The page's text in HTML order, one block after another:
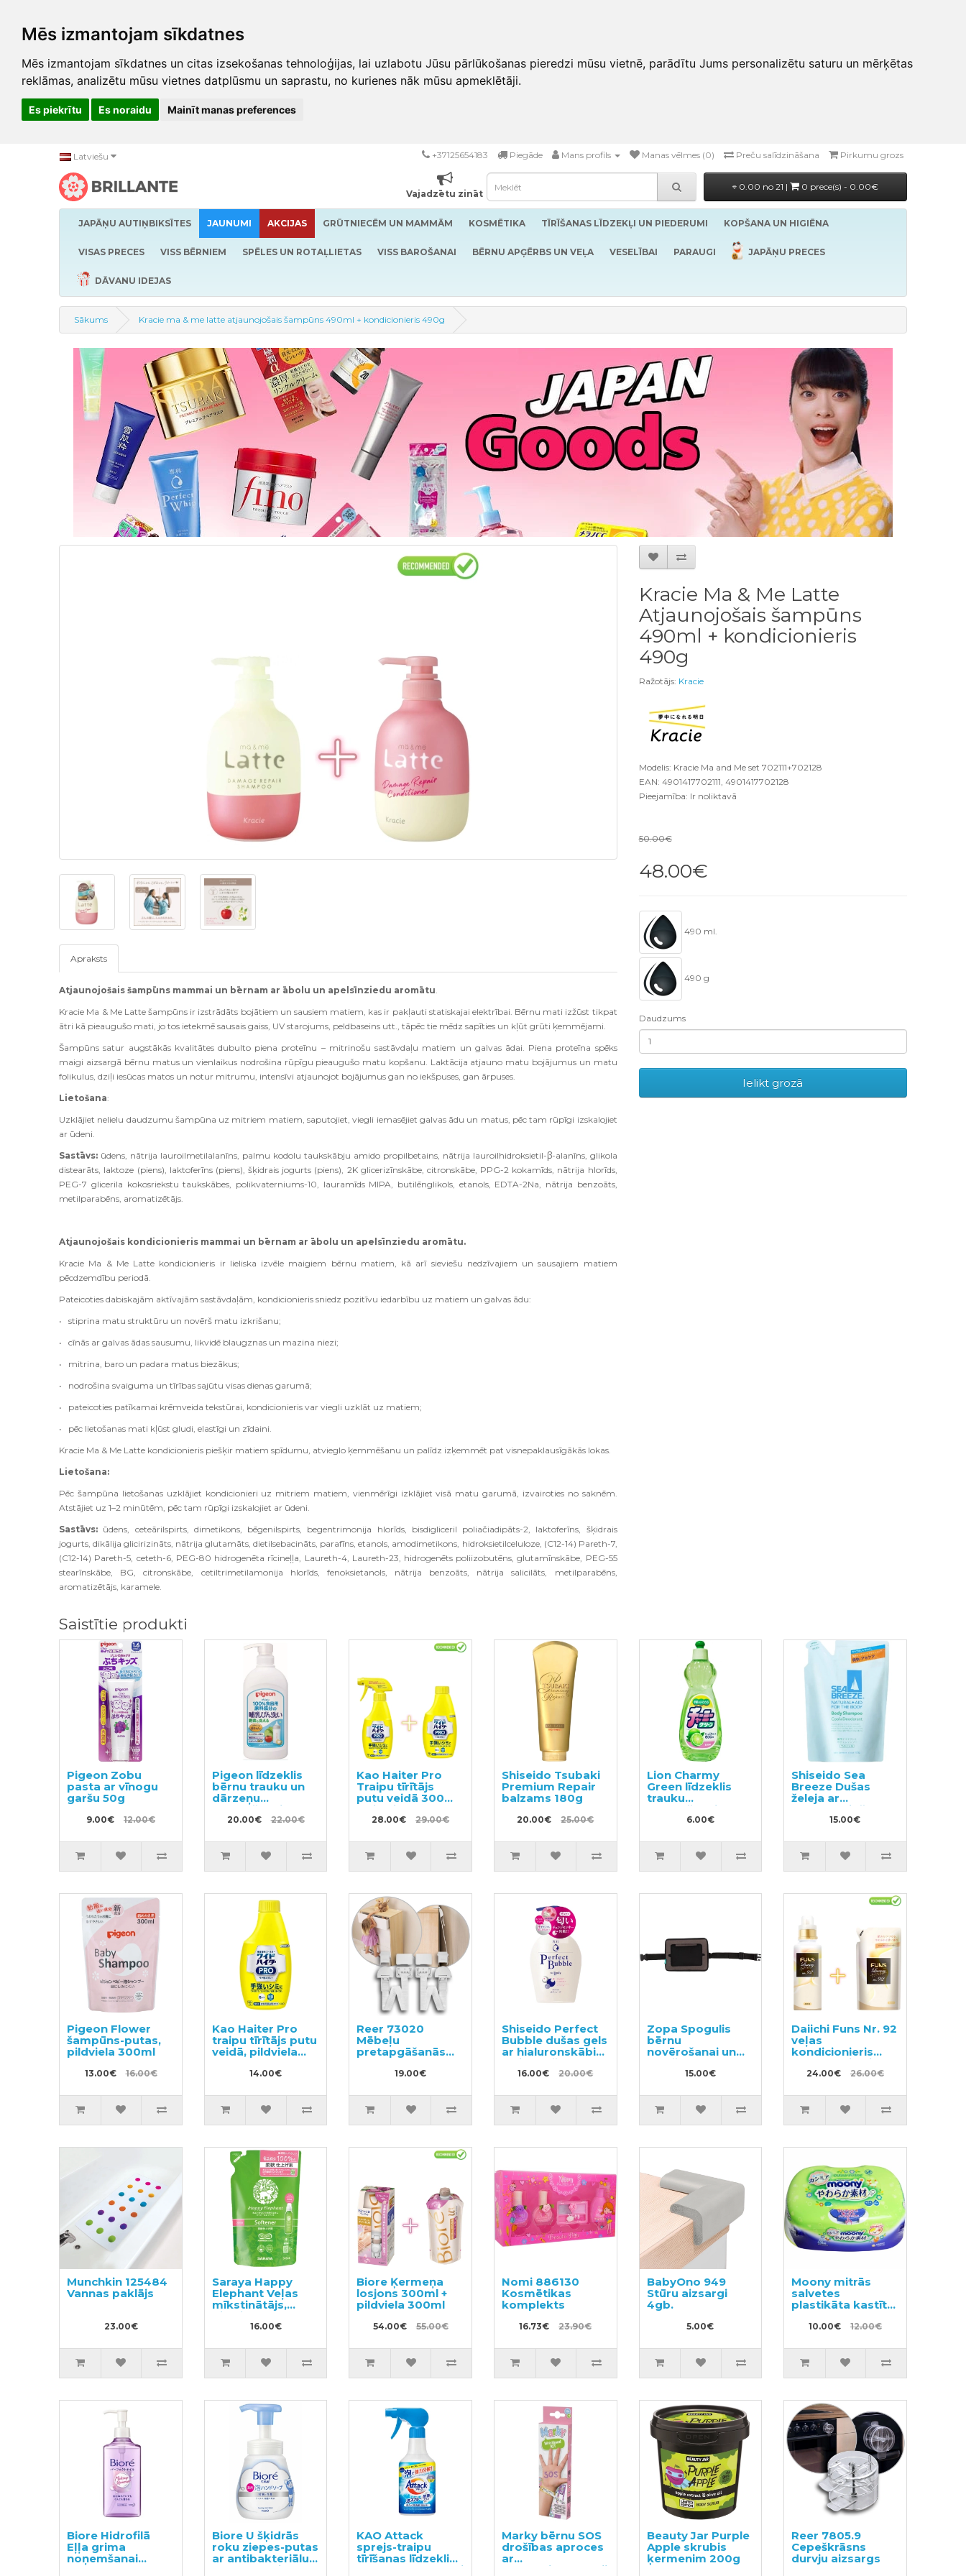
Mēs izmantojam sīkdatnes
Mēs izmantojam sīkdatnes un citas izsekošanas tehnoloģijas, lai uzlabotu Jūsu pārlūkošanas pieredzi mūsu vietnē, parādītu Jums personalizētu saturu un mērķētas
reklāmas, analizētu mūsu vietnes datplūsmu un saprastu, no kurienes nāk mūsu apmeklētāji.
Es piekrītu Es noraidu Mainīt manas preferences
Latviešu +37125654183 Piegāde Mans profils Manas vēlmes (0) Preču salīdzināšana Pirkumu grozs
Vajadzētu zināt
0.00 no 21 | 0 prece(s) - 0.00€
JAPĀŅU AUTIŅBIKSĪTES JAUNUMI AKCIJAS GRŪTNIECĒM UN MAMMĀM KOSMĒTIKA TĪRĪŠANAS LĪDZEKĻI UN PIEDERUMI KOPŠANA UN HIGIĒNA
VISAS PRECES VISS BĒRNIEM SPĒLES UN ROTAĻLIETAS VISS BAROŠANAI BĒRNU APĢĒRBS UN VEĻA VESELĪBAI PARAUGI JAPĀŅU PRECES
DĀVANU IDEJAS
Sākums Kracie ma & me latte atjaunojošais šampūns 490ml + kondicionieris 490g
Apraksts
Atjaunojošais šampūns mammai un bērnam ar ābolu un apelsīnziedu aromātu.
Kracie Ma & Me Latte šampūns ir izstrādāts bojātiem un sausiem matiem, kas ir pakļauti statiskajai elektrībai. Bērnu mati izžūst tikpat
ātri kā pieaugušo mati, jo tos ietekmē sausais gaiss, UV starojums, peldbaseins utt., tāpēc tie mēdz sapīties un kļūt grūti ķemmējami.
Šampūns satur augstākās kvalitātes dubulto piena proteīnu – mitrinošu sastāvdaļu matiem un galvas ādai. Piena proteīna spēks
maigi aizsargā bērnu matus un vienlaikus nodrošina rūpīgu pieaugušo matu kopšanu. Laktācija atjauno matu bojājumus un matu
folikulus, dziļi iesūcas matos un notur mitrumu, intensīvi atjaunojot bojājumus gan no iekšpuses, gan ārpuses.
Lietošana:
Uzklājiet nelielu daudzumu šampūna uz mitriem matiem, saputojiet, viegli iemasējiet galvas ādu un matus, pēc tam rūpīgi izskalojiet
ar ūdeni.
Sastāvs: ūdens, nātrija lauroilmetilalanīns, palmu kodolu taukskābju amido propilbetains, nātrija lauroilhidroksietil-β-alanīns, glikola
distearāts, laktoze (piens), laktoferīns (piens), šķidrais jogurts (piens), 2K glicerizīnskābe, citronskābe, PPG-2 kokamīds, nātrija hlorīds,
PEG-7 glicerila kokosriekstu taukskābes, polikvaterniums-10, lauramīds MIPA, butilēnglikols, etanols, EDTA-2Na, nātrija benzoāts,
metilparabēns, aromatizētājs.
Atjaunojošais kondicionieris mammai un bērnam ar ābolu un apelsīnziedu aromātu.
Kracie Ma & Me Latte kondicionieris ir lieliska izvēle maigiem bērnu matiem, kā arī sieviešu nedzīvajiem un sausajiem matiem
pēcdzemdību periodā.
Pateicoties dabiskajām aktīvajām sastāvdaļām, kondicionieris sniedz pozitīvu iedarbību uz matiem un galvas ādu:
• stiprina matu struktūru un novērš matu izkrišanu;
• cīnās ar galvas ādas sausumu, likvidē blaugznas un mazina niezi;
• mitrina, baro un padara matus biezākus;
• nodrošina svaiguma un tīrības sajūtu visas dienas garumā;
• pateicoties patīkamai krēmveida tekstūrai, kondicionieris var viegli uzklāt uz matiem;
• pēc lietošanas mati kļūst gludi, elastīgi un zīdaini.
Kracie Ma & Me Latte kondicionieris piešķir matiem spīdumu, atvieglo ķemmēšanu un palīdz izķemmēt pat visnepaklausīgākās lokas.
Lietošana:
Pēc šampūna lietošanas uzklājiet kondicionieri uz mitriem matiem, vienmērīgi izklājiet visā matu garumā, izvairoties no saknēm.
Atstājiet uz 1–2 minūtēm, pēc tam rūpīgi izskalojiet ar ūdeni.
Sastāvs: ūdens, ceteārilspirts, dimetikons, bēgenilspirts, begentrimonija hlorīds, bisdigliceril poliačiadipāts-2, laktoferīns, šķidrais
jogurts, dikālija glicirizināts, nātrija glutamāts, dietilsebacināts, parafīns, etanols, amodimetikons, hidroksietilceluloze, (C12-14) Pareth-7,
(C12-14) Pareth-5, ceteth-6, PEG-80 hidrogenēta rīcineļļa, Laureth-4, Laureth-23, hidrogenēts poliizobutēns, glutamīnskābe, PEG-55
stearīnskābe, BG, citronskābe, cetiltrimetilamonija hlorīds, fenoksietanols, nātrija benzoāts, nātrija salicilāts, metilparabēns,
aromatizētājs, karamele.
Kracie Ma & Me Latte
Atjaunojošais šampūns
490ml + kondicionieris
490g
Ražotājs: Kracie
Modelis: Kracie Ma and Me set 702111+702128
EAN: 4901417702111, 4901417702128
Pieejamība: Ir noliktavā
50.00€
48.00€
490 ml.
490 g
Daudzums
Ielikt grozā
Saistītie produkti
Pigeon Zobu
pasta ar vīnogu
garšu 50g
9.00€ 12.00€
Pigeon līdzeklis
bērnu trauku un
dārzeņu
mazgāšanai ar
dozatoru 800ml
20.00€ 22.00€
Kao Haiter Pro
Traipu tīrītājs
putu veidā 300ml
+ pildviela 300ml
28.00€ 29.00€
Shiseido Tsubaki
Premium Repair
balzams 180g
20.00€ 25.00€
Lion Charmy
Green līdzeklis
trauku
mazgāšanai ar
laima aromātu
6.00€
Shiseido Sea
Breeze Dušas
želeja ar
dezodorējošu
efektu pildviela
15.00€
Pigeon Flower
šampūns-putas,
pildviela 300ml
13.00€ 16.00€
Kao Haiter Pro
traipu tīrītājs putu
veidā, pildviela
14.00€
Reer 73020
Mēbeļu
pretapgāšanās
19.00€
Shiseido Perfect
Bubble dušas gels
ar hialuronskābi
un ilgstošu
dezodorējošu
16.00€ 20.00€
Zopa Spogulis
bērnu
novērošanai un
planšetdatora
turētājs 2 vienā
15.00€
Daiichi Funs Nr. 92
veļas
kondicionieris
600ml + pildviela
480ml
24.00€ 26.00€
Munchkin 125484
Vannas paklājs
23.00€
Saraya Happy
Elephant Veļas
mīkstinātājs,
pildviela 540ml
16.00€
Biore Ķermeņa
losjons 300ml +
pildviela 300ml
54.00€ 55.00€
Nomi 886130
Kosmētikas
komplekts
16.73€ 23.90€
BabyOno 949
Stūru aizsargi
4gb.
5.00€
Moony mitrās
salvetes
plastikāta kastīte
10.00€ 12.00€
Biore Hidrofilā
Eļļa grima
noņemšanai
230ml
Biore U šķidrās
roku ziepes-putas
ar antibakteriālu
efektu, ar vieglu
KAO Attack
sprejs-traipu
tīrīšanas līdzeklis
audumu apstrādei
Marky bērnu SOS
drošības aproces
ar
kontaktinformāciju
Beauty Jar Purple
Apple skrubis
ķermenim 200g
Reer 7805.9
Cepeškrāsns
durvju aizsargs